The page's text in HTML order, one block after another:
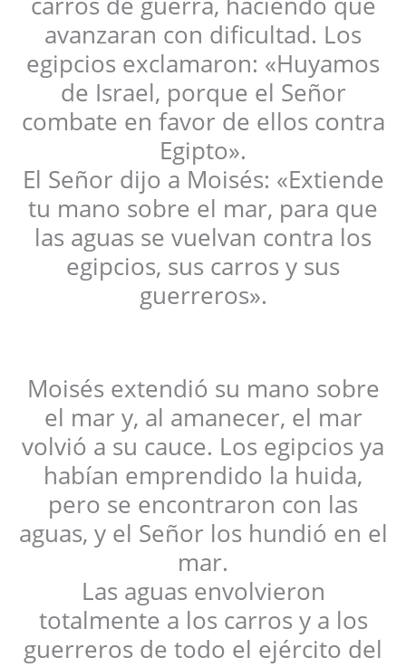
avanzaran con dificultad. Los
egipcios exclamaron: «Huyamos
de Israel, porque el Señor
combate en favor de ellos contra
Egipto».
El Señor dijo a Moisés: «Extiende
tu mano sobre el mar, para que
las aguas se vuelvan contra los
egipcios, sus carros y sus
guerreros».
Moisés extendió su mano sobre
el mar y, al amanecer, el mar
volvió a su cauce. Los egipcios ya
habían emprendido la huida,
pero se encontraron con las
aguas, y el Señor los hundió en el
mar.
Las aguas envolvieron
totalmente a los carros y a los
guerreros de todo el ejército del